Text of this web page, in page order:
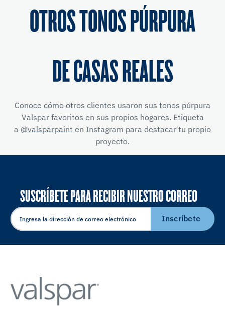
OTROS TONOS PÚRPURA
DE CASAS REALES
Conoce cómo otros clientes usaron sus tonos púrpura
Valspar favoritos en sus propios hogares. Etiqueta
a @valsparpaint en Instagram para destacar tu propio
proyecto.
SUSCRÍBETE PARA RECIBIR NUESTRO CORREO
ELECTRÓNICO
Inscríbete